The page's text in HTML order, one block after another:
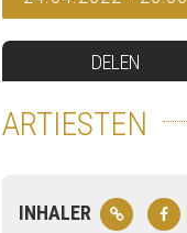
DELEN
ARTIESTEN
INHALER